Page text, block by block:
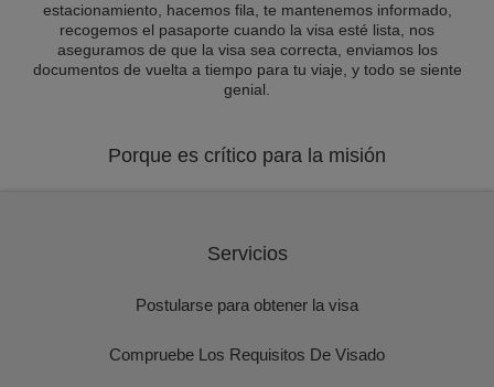
estacionamiento, hacemos fila, te mantenemos informado,
recogemos el pasaporte cuando la visa esté lista, nos
aseguramos de que la visa sea correcta, enviamos los
documentos de vuelta a tiempo para tu viaje, y todo se siente
genial.
Porque es crítico para la misión
Servicios
Postularse para obtener la visa
Compruebe Los Requisitos De Visado